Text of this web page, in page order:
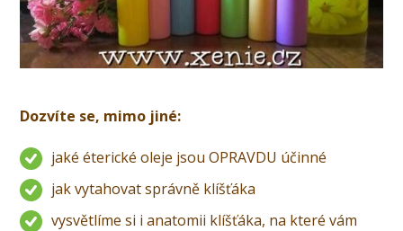
Dozvíte se, mimo jiné:
jaké éterické oleje jsou OPRAVDU účinné
jak vytahovat správně klíšťáka
vysvětlíme si i anatomii klíšťáka, na které vám